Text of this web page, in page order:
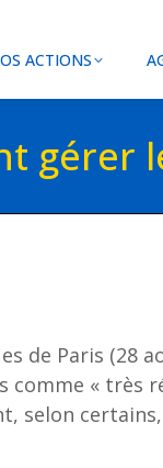
ACTIONS
gérer
de Paris
comme «
selon